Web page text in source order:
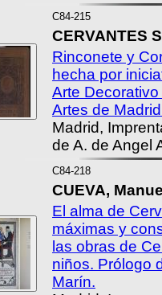
C84-215
CERVANTES
Rinconete y
hecha por
Arte
Artes de
Madrid,
de A. de Angel
C84-218
CUEVA,
El alma de
máximas y
las obras de
niños. Prólogo
Marín.